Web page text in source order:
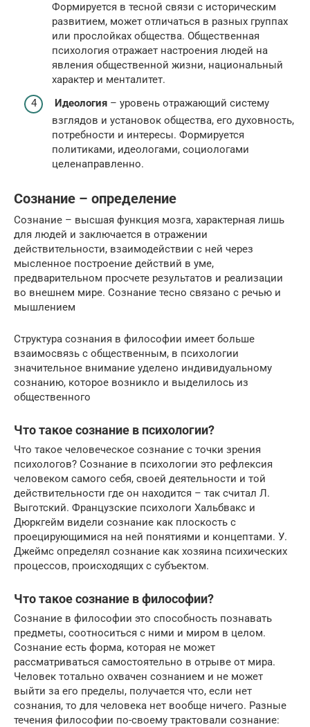
Формируется в тесной связи с историческим
развитием, может отличаться в разных группах
или прослойках общества. Общественная
психология отражает настроения людей на
явления общественной жизни, национальный
характер и менталитет.
Идеология – уровень отражающий систему
взглядов и установок общества, его духовность,
потребности и интересы. Формируется
политиками, идеологами, социологами
целенаправленно.
Сознание – определение
Сознание – высшая функция мозга, характерная лишь
для людей и заключается в отражении
действительности, взаимодействии с ней через
мысленное построение действий в уме,
предварительном просчете результатов и реализации
во внешнем мире. Сознание тесно связано с речью и
мышлением
Структура сознания в философии имеет больше
взаимосвязь с общественным, в психологии
значительное внимание уделено индивидуальному
сознанию, которое возникло и выделилось из
общественного
Что такое сознание в психологии?
Что такое человеческое сознание с точки зрения
психологов? Сознание в психологии это рефлексия
человеком самого себя, своей деятельности и той
действительности где он находится – так считал Л.
Выготский. Французские психологи Хальбвакс и
Дюркгейм видели сознание как плоскость с
проецирующимися на ней понятиями и концептами. У.
Джеймс определял сознание как хозяина психических
процессов, происходящих с субъектом.
Что такое сознание в философии?
Сознание в философии это способность познавать
предметы, соотноситься с ними и миром в целом.
Сознание есть форма, которая не может
рассматриваться самостоятельно в отрыве от мира.
Человек тотально охвачен сознанием и не может
выйти за его пределы, получается что, если нет
сознания, то для человека нет вообще ничего. Разные
течения философии по-своему трактовали сознание: